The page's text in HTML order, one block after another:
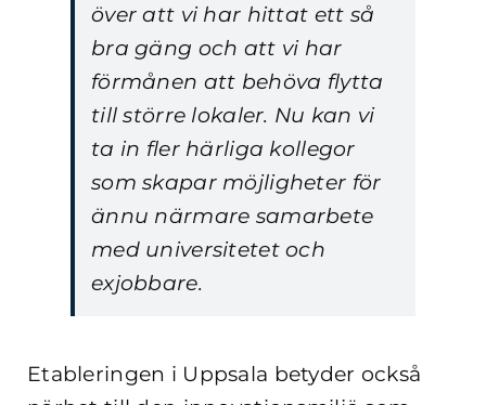
över att vi har hittat ett så
bra gäng och att vi har
förmånen att behöva flytta
till större lokaler. Nu kan vi
ta in fler härliga kollegor
som skapar möjligheter för
ännu närmare samarbete
med universitetet och
exjobbare.
Etableringen i Uppsala betyder också